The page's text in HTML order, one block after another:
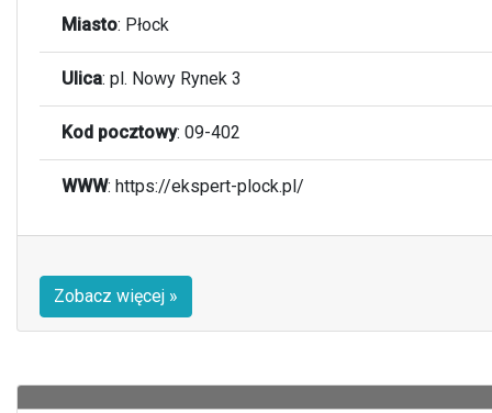
Miasto: Płock
Ulica: pl. Nowy Rynek 3
Kod pocztowy: 09-402
WWW: https://ekspert-plock.pl/
Zobacz więcej »